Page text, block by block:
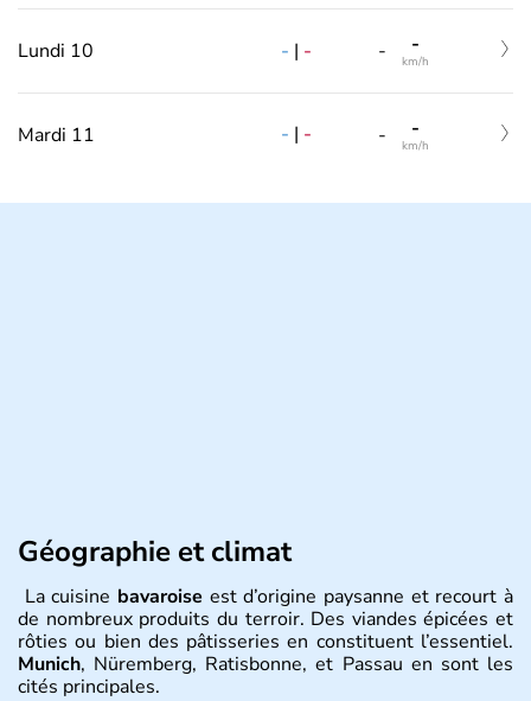
Lundi 10 - | - - -
km/h
Mardi 11 - | - - -
km/h
Géographie et climat
La cuisine bavaroise est d’origine paysanne et recourt à
de nombreux produits du terroir. Des viandes épicées et
rôties ou bien des pâtisseries en constituent l’essentiel.
Munich, Nüremberg, Ratisbonne, et Passau en sont les
cités principales.